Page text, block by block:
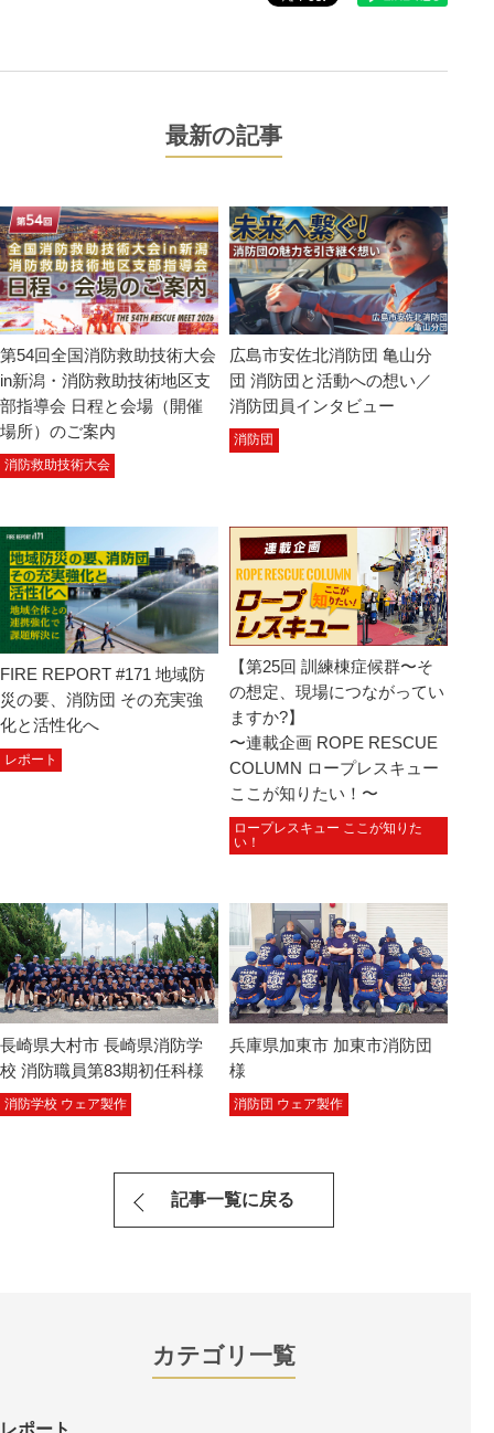
最新の記事
第54回全国消防救助技術大会
in新潟・消防救助技術地区支
部指導会 日程と会場（開催
場所）のご案内
消防救助技術大会
広島市安佐北消防団 亀山分
団 消防団と活動への想い／
消防団員インタビュー
消防団
FIRE REPORT #171 地域防
災の要、消防団 その充実強
化と活性化へ
レポート
【第25回 訓練棟症候群〜そ
の想定、現場につながってい
ますか?】
〜連載企画 ROPE RESCUE
COLUMN ロープレスキュー
ここが知りたい！〜
ロープレスキュー ここが知りた
い！
長崎県大村市 長崎県消防学
校 消防職員第83期初任科様
消防学校 ウェア製作
兵庫県加東市 加東市消防団
様
消防団 ウェア製作
記事一覧に戻る
カテゴリ一覧